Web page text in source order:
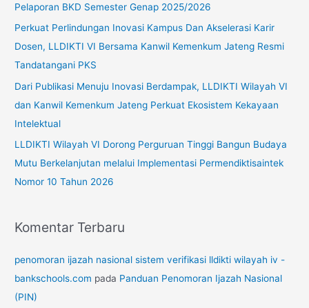
u
k
:
Pelaporan BKD Semester Genap 2025/2026
Perkuat Perlindungan Inovasi Kampus Dan Akselerasi Karir
Dosen, LLDIKTI VI Bersama Kanwil Kemenkum Jateng Resmi
Tandatangani PKS
Dari Publikasi Menuju Inovasi Berdampak, LLDIKTI Wilayah VI
dan Kanwil Kemenkum Jateng Perkuat Ekosistem Kekayaan
Intelektual
LLDIKTI Wilayah VI Dorong Perguruan Tinggi Bangun Budaya
Mutu Berkelanjutan melalui Implementasi Permendiktisaintek
Nomor 10 Tahun 2026
Komentar Terbaru
penomoran ijazah nasional sistem verifikasi lldikti wilayah iv -
bankschools.com pada Panduan Penomoran Ijazah Nasional
(PIN)